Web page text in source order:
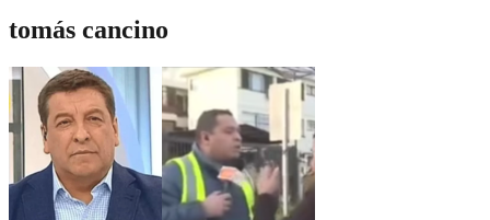
tomás cancino